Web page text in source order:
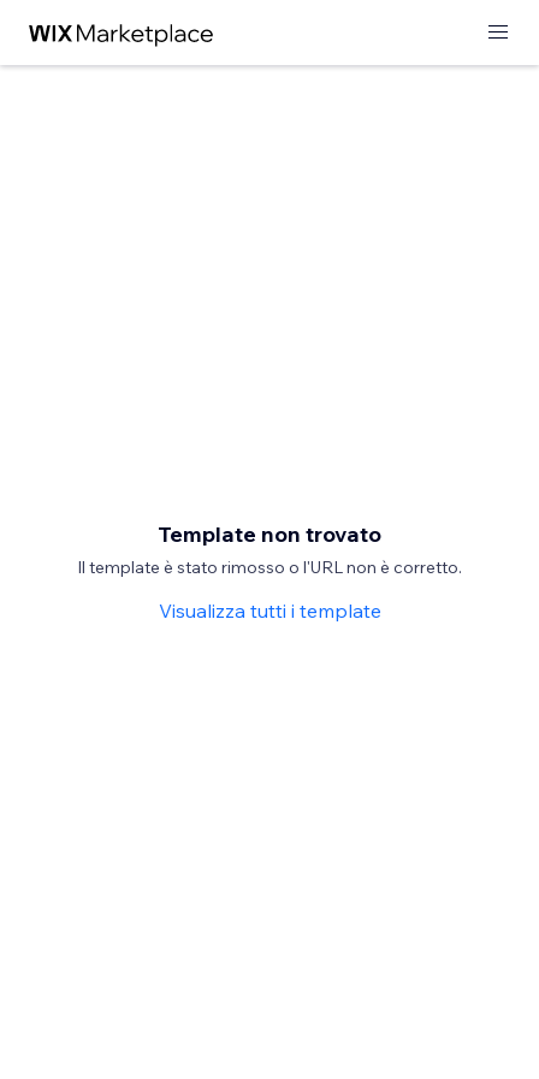
Template non trovato
Il template è stato rimosso o l'URL non è corretto.
Visualizza tutti i template